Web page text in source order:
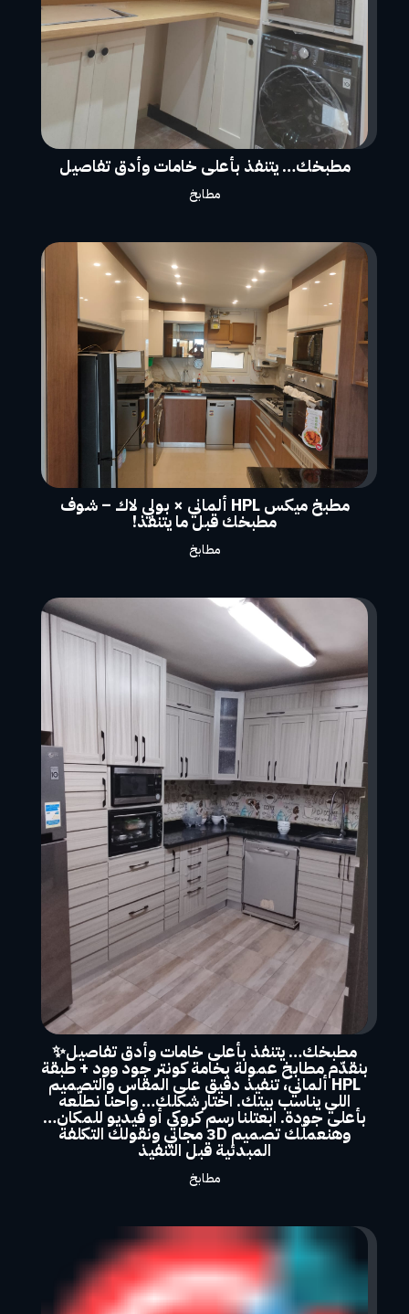
مطبخك… يتنفذ بأعلى خامات وأدق تفاصيل
مطابخ
مطبخ ميكس HPL ألماني × بولي لاك – شوف
مطبخك قبل ما يتنفذ!
مطابخ
مطبخك… يتنفذ بأعلى خامات وأدق تفاصيل✨
بنقدّم مطابخ عمولة بخامة كونتر جود وود + طبقة
HPL ألماني، تنفيذ دقيق على المقاس والتصميم
اللي يناسب بيتك. اختار شكلك… واحنا نطلّعه
بأعلى جودة. ابعتلنا رسم كروكي أو فيديو للمكان…
وهنعملّك تصميم 3D مجاني ونقولك التكلفة
المبدئية قبل التنفيذ
مطابخ